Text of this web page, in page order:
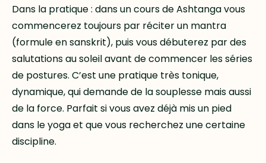
Dans la pratique : dans un cours de Ashtanga vous
commencerez toujours par réciter un mantra
(formule en sanskrit), puis vous débuterez par des
salutations au soleil avant de commencer les séries
de postures. C’est une pratique très tonique,
dynamique, qui demande de la souplesse mais aussi
de la force. Parfait si vous avez déjà mis un pied
dans le yoga et que vous recherchez une certaine
discipline.